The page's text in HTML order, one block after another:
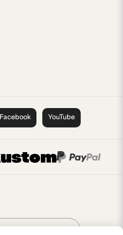
Facebook YouTube